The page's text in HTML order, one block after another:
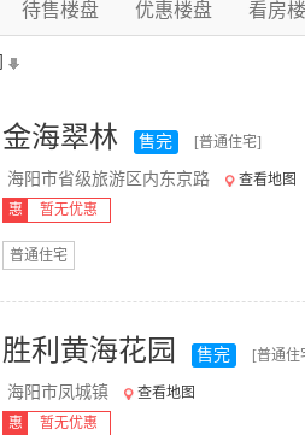
待售楼盘 优惠楼盘 看房
金海翠林 售完 [普通住宅]
海阳市省级旅游区内东京路
查看地图
惠
暂无优惠
普通住宅
胜利黄海花园 售完 [普通住
海阳市凤城镇
查看地图
惠
暂无优惠